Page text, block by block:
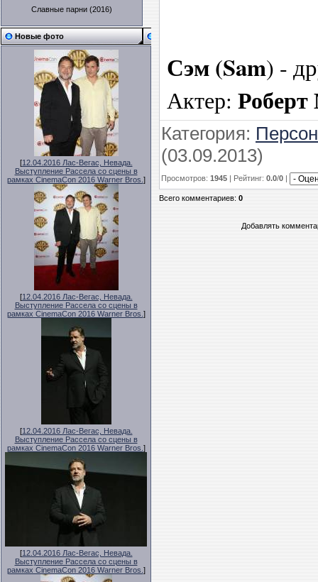
Славные парни (2016)
Новые фото
[12.04.2016 Лас-Вегас, Невада.
Выступление Рассела со сцены в
рамках CinemaCon 2016 Warner Bros. ]
[12.04.2016 Лас-Вегас, Невада.
Выступление Рассела со сцены в
рамках CinemaCon 2016 Warner Bros. ]
[12.04.2016 Лас-Вегас, Невада.
Выступление Рассела со сцены в
рамках CinemaCon 2016 Warner Bros. ]
[12.04.2016 Лас-Вегас, Невада.
Выступление Рассела со сцены в
рамках CinemaCon 2016 Warner Bros. ]
Сэм (Sam) -
Актер:
Категория:
(03.09.2013)
Просмотров: 1945 | Рейтинг: 0.0/0 |
Всего комментариев:0
Добавлять